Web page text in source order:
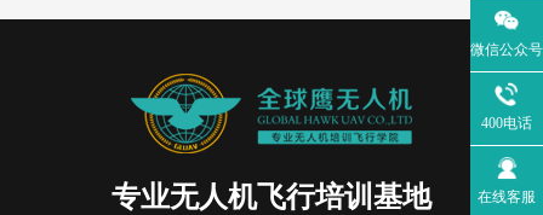
专业无人机飞行培训基地
微信公众号
400电话
在线客服